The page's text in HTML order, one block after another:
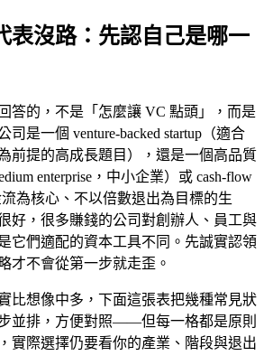
表沒路：先認自己是哪一
答的，不是「怎麼讓 VC 點頭」，而是
司是一個 venture-backed startup（適合
前提的高成長題目），還是一個高品質
enterprise，中小企業）或 cash-flow
流為核心、不以倍數退出為目標的生
好，很多賺錢的公司對創辦人、員工與
它們適配的資本工具不同。先誠實認領
才不會從第一步就走歪。
比想像中多，下面這張表把幾種常見狀
並排，方便對照——但每一格都是原則
實際選擇仍要看你的產業、階段與退出